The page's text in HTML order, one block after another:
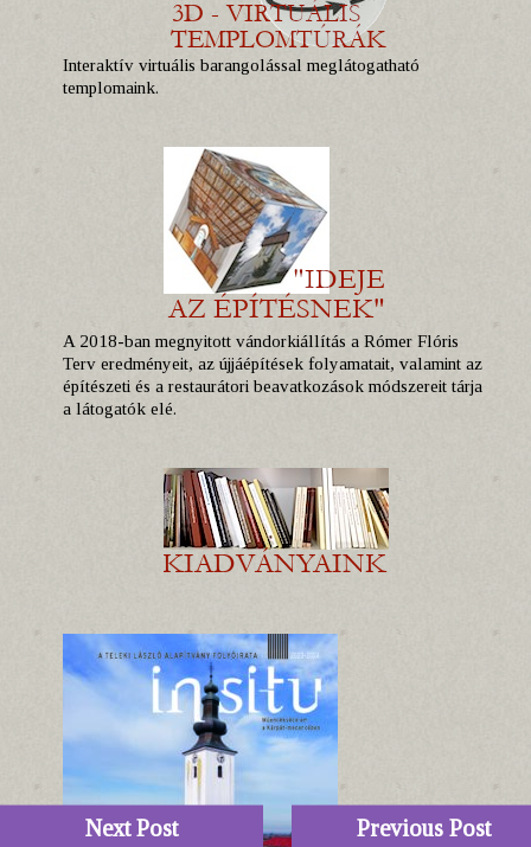
Interaktív virtuális barangolással meglátogatható
templomaink.
A 2018-ban megnyitott vándorkiállítás a Rómer Flóris
Terv eredményeit, az újjáépítések folyamatait, valamint az
építészeti és a restaurátori beavatkozások módszereit tárja
a látogatók elé.
Previous Post
Next Post